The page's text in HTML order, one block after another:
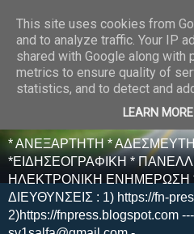
E F E N P R
ΕΦΗΜΕΡΙΔΑ
* ΑΝΕΞΑΡΤΗΤΗ *
*ΕΙΔΗΣΕΟΓΡΑΦΙΚΗ *
ΗΛΕΚΤΡΟΝΙΚΗ ΕΝΗΜΕΡΩΣΗ
ΔΙΕΥΘΥΝΣΕΙΣ : 1) https://fn-
2)https://fnpress.blogspot.com
This site uses cookies from
and to analyze traffic. Your IP
shared with Google along with
metrics to ensure quality of
statistics, and to detect and
LEARN MORE